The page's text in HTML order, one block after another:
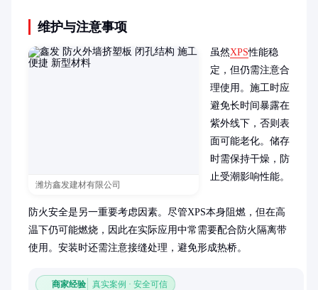
维护与注意事项
潍坊鑫发建材有限公司
虽然XPS性能稳
定，但仍需注意合
理使用。施工时应
避免长时间暴露在
紫外线下，否则表
面可能老化。储存
时需保持干燥，防
止受潮影响性能。
防火安全是另一重要考虑因素。尽管XPS本身阻燃，但在高
温下仍可能燃烧，因此在实际应用中常需要配合防火隔离带
使用。安装时还需注意接缝处理，避免形成热桥。
商家经验 真实案例 · 安全可信